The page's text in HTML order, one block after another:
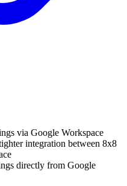
via Google Workspace
integration between 8x8
directly from Google